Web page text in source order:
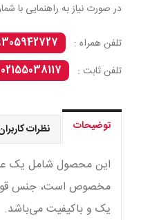
در صورت نیاز به راهنمایی با
تلفن همراه :
تلفن ثابت :
02155038117
توضیحات نظرات
این محصول شامل یک
مخصوص است، جنس
یک و باکیفیت می‌باشد.